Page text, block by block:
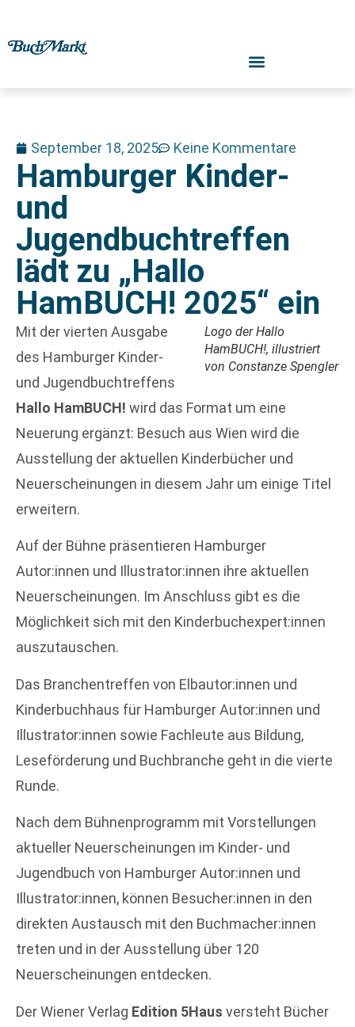
September 18, 2025 Keine Kommentare
Hamburger Kinder-
und
Jugendbuchtreffen
lädt zu „Hallo
HamBUCH! 2025“ ein
Logo der Hallo
HamBUCH!, illustriert
von Constanze Spengler
Mit der vierten Ausgabe
des Hamburger Kinder-
und Jugendbuchtreffens
Hallo HamBUCH! wird das Format um eine
Neuerung ergänzt: Besuch aus Wien wird die
Ausstellung der aktuellen Kinderbücher und
Neuerscheinungen in diesem Jahr um einige Titel
erweitern.
Auf der Bühne präsentieren Hamburger
Autor:innen und Illustrator:innen ihre aktuellen
Neuerscheinungen. Im Anschluss gibt es die
Möglichkeit sich mit den Kinderbuchexpert:innen
auszutauschen.
Das Branchentreffen von Elbautor:innen und
Kinderbuchhaus für Hamburger Autor:innen und
Illustrator:innen sowie Fachleute aus Bildung,
Leseförderung und Buchbranche geht in die vierte
Runde.
Nach dem Bühnenprogramm mit Vorstellungen
aktueller Neuerscheinungen im Kinder- und
Jugendbuch von Hamburger Autor:innen und
Illustrator:innen, können Besucher:innen in den
direkten Austausch mit den Buchmacher:innen
treten und in der Ausstellung über 120
Neuerscheinungen entdecken.
Der Wiener Verlag Edition 5Haus versteht Bücher